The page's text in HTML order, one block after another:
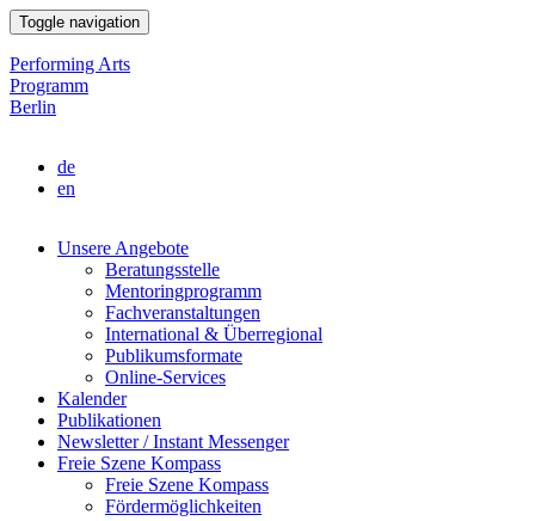
Direkt
zum
Inhalt
Toggle navigation
Performing Arts
Programm
Berlin
de
en
navigation
Unsere Angebote
Beratungsstelle
Mentoringprogramm
Fachveranstaltungen
International & Überregional
Publikumsformate
Online-Services
Kalender
Publikationen
Newsletter / Instant Messenger
Freie Szene Kompass
Freie Szene Kompass
Fördermöglichkeiten